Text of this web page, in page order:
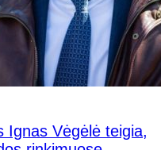
Ignas Vėgėlė teigia,